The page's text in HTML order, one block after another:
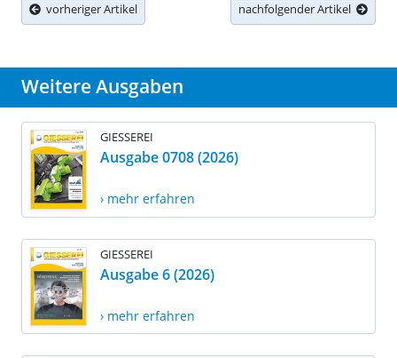
vorheriger Artikel nachfolgender Artikel
Weitere Ausgaben
GIESSEREI
Ausgabe 0708 (2026)
› mehr erfahren
GIESSEREI
Ausgabe 6 (2026)
› mehr erfahren